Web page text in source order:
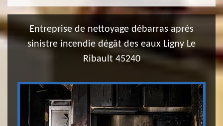
Entreprise de nettoyage débarras après
sinistre incendie dégât des eaux Ligny Le
Ribault 45240